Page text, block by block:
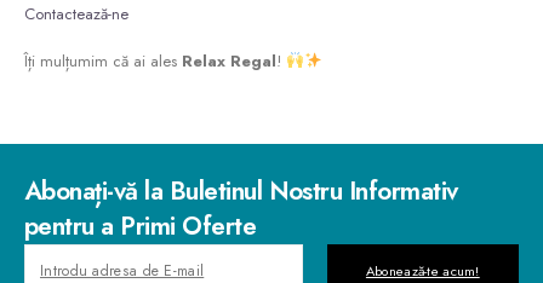
Contactează-ne
Îți mulțumim că ai ales Relax Regal!
Abonați-vă la Buletinul Nostru Informativ
pentru a Primi Oferte
Abonează-te acum!